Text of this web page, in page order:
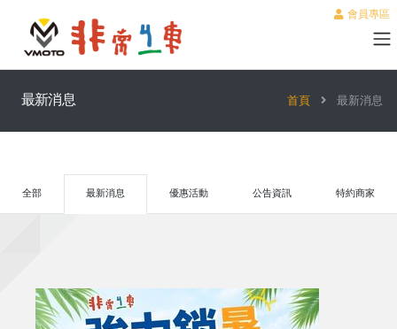
會員專區
最新消息 首頁 最新消息
全部 最新消息 優惠活動 公告資訊 特約商家